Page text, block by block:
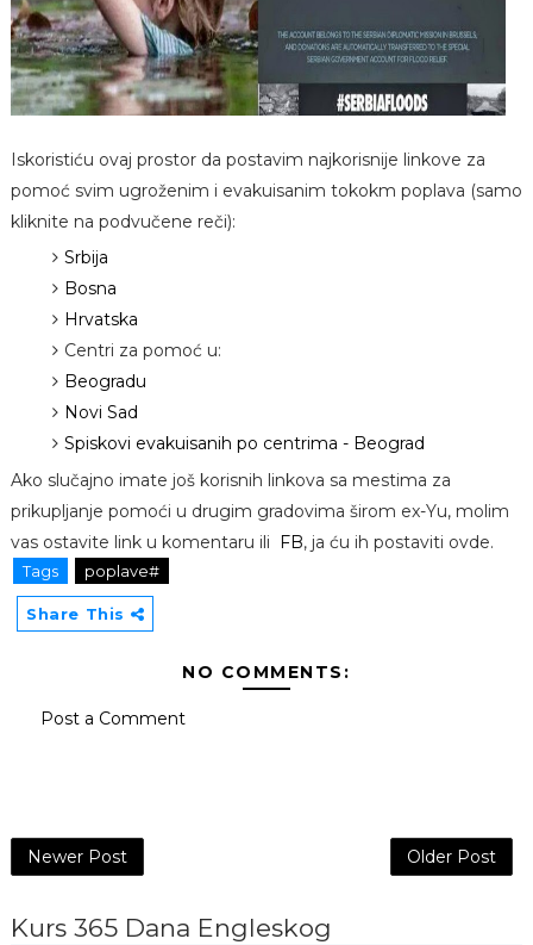
Iskoristiću ovaj prostor da postavim najkorisnije linkove za
pomoć svim ugroženim i evakuisanim tokokm poplava (samo
kliknite na podvučene reči):
Srbija
Bosna
Hrvatska
Centri za pomoć u:
Beogradu
Novi Sad
Spiskovi evakuisanih po centrima - Beograd
Ako slučajno imate još korisnih linkova sa mestima za
prikupljanje pomoći u drugim gradovima širom ex-Yu, molim
vas ostavite link u komentaru ili FB, ja ću ih postaviti ovde.
Tags poplave#
Share This
NO COMMENTS:
Post a Comment
Newer Post Older Post
Kurs 365 Dana Engleskog